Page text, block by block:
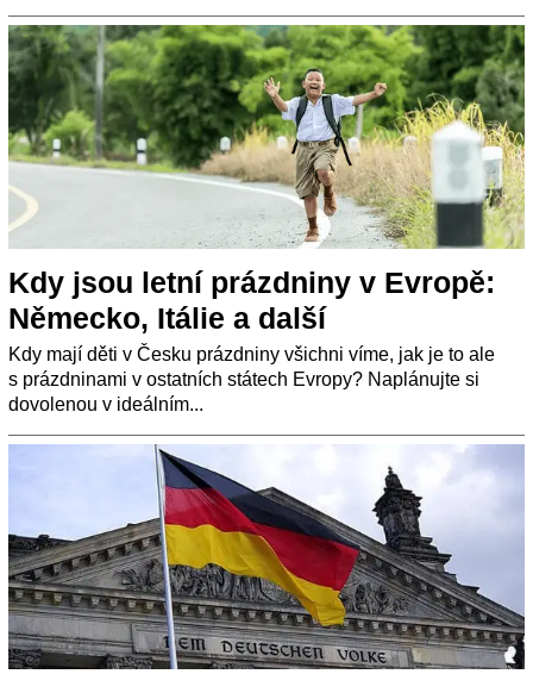
Kdy jsou letní prázdniny v Evropě:
Německo, Itálie a další
Kdy mají děti v Česku prázdniny všichni víme, jak je to ale
s prázdninami v ostatních státech Evropy? Naplánujte si
dovolenou v ideálním...